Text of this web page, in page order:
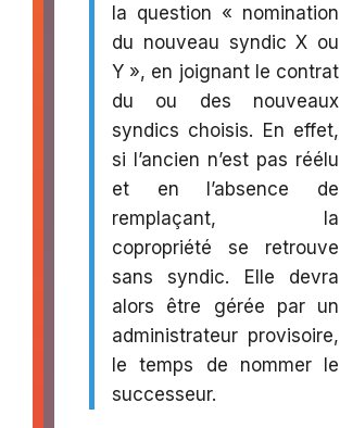
la question « nomination
du nouveau syndic X ou
Y », en joignant le contrat
du ou des nouveaux
syndics choisis. En effet,
si l’ancien n’est pas réélu
et en l’absence de
remplaçant, la
copropriété se retrouve
sans syndic. Elle devra
alors être gérée par un
administrateur provisoire,
le temps de nommer le
successeur.